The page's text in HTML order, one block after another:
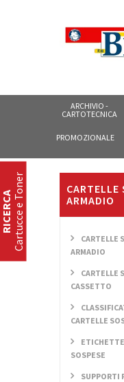
ARCHIVIO -
CARTOTECNICA
PROMOZIONALE
CARTELLE
ARMADIO
CARTELLE
ARMADIO
CARTELLE
CASSETTO
CARTELLE
SOSPESE
SUPPORTI
Cartucce e Toner